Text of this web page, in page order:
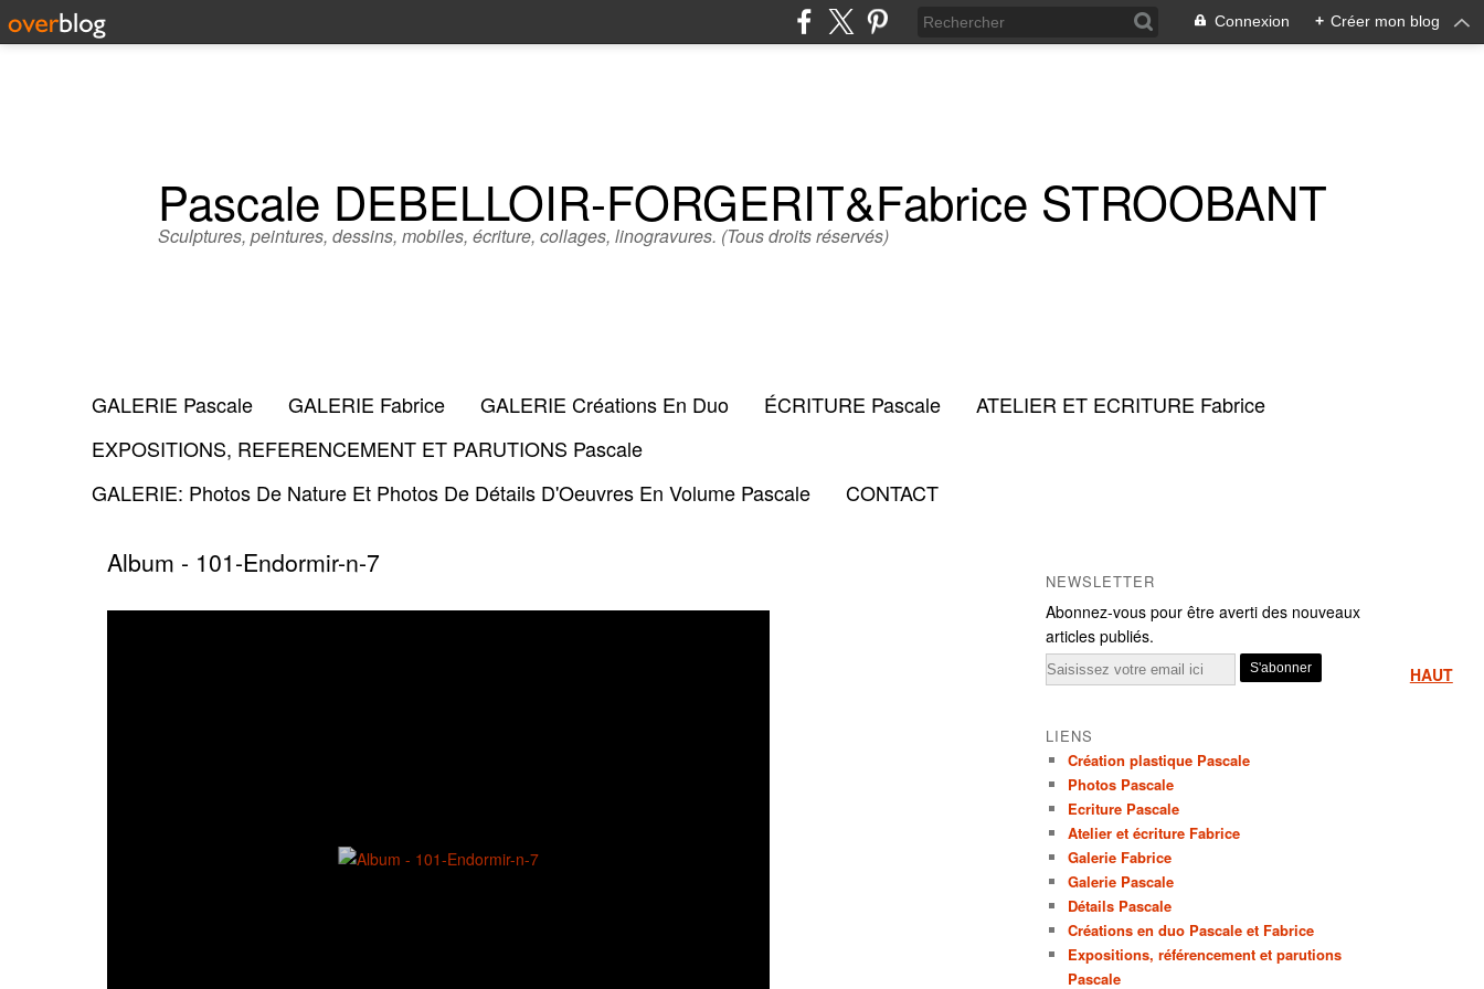
Connexion + Créer mon blog
Pascale DEBELLOIR-FORGERIT&Fabrice STROOBANT
Sculptures, peintures, dessins, mobiles, écriture, collages, linogravures. (Tous droits réservés)
GALERIE Pascale GALERIE Fabrice GALERIE Créations En Duo ÉCRITURE Pascale
ATELIER ET ECRITURE Fabrice
EXPOSITIONS, REFERENCEMENT ET PARUTIONS Pascale
GALERIE: Photos De Nature Et Photos De Détails D'Oeuvres En Volume Pascale
CONTACT
HAUT
Album - 101-Endormir-n-7
NEWSLETTER
Abonnez-vous pour être averti des nouveaux
articles publiés.
Email
LIENS
Création plastique Pascale
Photos Pascale
Ecriture Pascale
Atelier et écriture Fabrice
Galerie Fabrice
Galerie Pascale
Détails Pascale
Créations en duo Pascale et Fabrice
Expositions, référencement et parutions
Pascale